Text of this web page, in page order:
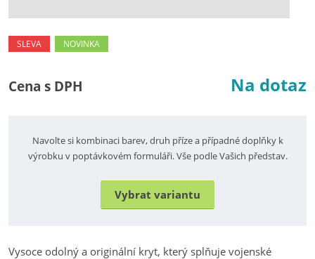
SLEVA NOVINKA
Cena s DPH Na dotaz
Navolte si kombinaci barev, druh příze a případné doplňky k
výrobku v poptávkovém formuláři. Vše podle Vašich představ.
Vybrat variantu
Vysoce odolný a originální kryt, který splňuje vojenské